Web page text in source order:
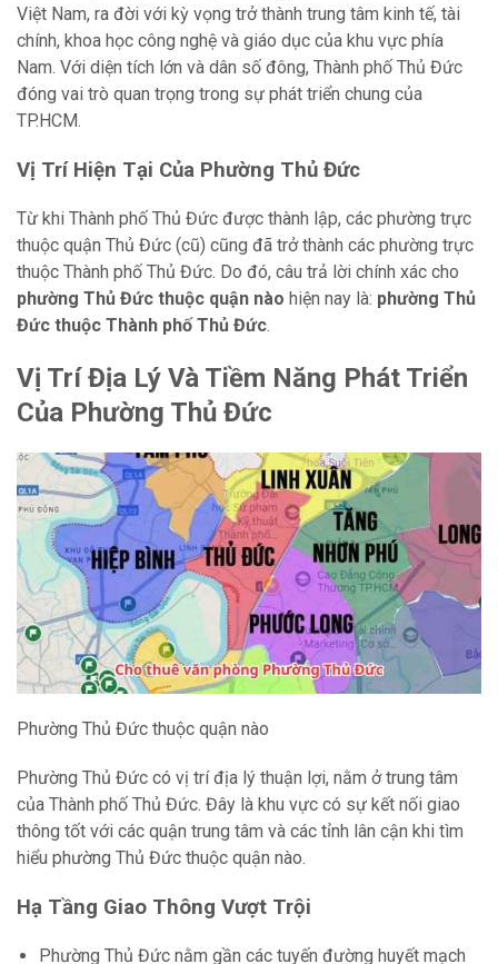
Việt Nam, ra đời với kỳ vọng trở thành trung tâm kinh tế, tài
chính, khoa học công nghệ và giáo dục của khu vực phía
Nam. Với diện tích lớn và dân số đông, Thành phố Thủ Đức
đóng vai trò quan trọng trong sự phát triển chung của
TP.HCM.
Vị Trí Hiện Tại Của Phường Thủ Đức
Từ khi Thành phố Thủ Đức được thành lập, các phường trực
thuộc quận Thủ Đức (cũ) cũng đã trở thành các phường trực
thuộc Thành phố Thủ Đức. Do đó, câu trả lời chính xác cho
phường Thủ Đức thuộc quận nào hiện nay là: phường Thủ
Đức thuộc Thành phố Thủ Đức.
Vị Trí Địa Lý Và Tiềm Năng Phát Triển
Của Phường Thủ Đức
Phường Thủ Đức thuộc quận nào
Phường Thủ Đức có vị trí địa lý thuận lợi, nằm ở trung tâm
của Thành phố Thủ Đức. Đây là khu vực có sự kết nối giao
thông tốt với các quận trung tâm và các tỉnh lân cận khi tìm
hiểu phường Thủ Đức thuộc quận nào.
Hạ Tầng Giao Thông Vượt Trội
Phường Thủ Đức nằm gần các tuyến đường huyết mạch